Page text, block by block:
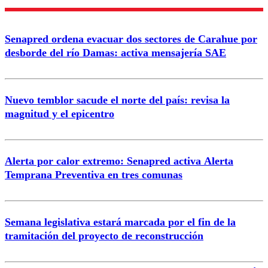
Enviar comentario
Senapred ordena evacuar dos sectores de Carahue por
desborde del río Damas: activa mensajería SAE
Nuevo temblor sacude el norte del país: revisa la
magnitud y el epicentro
Alerta por calor extremo: Senapred activa Alerta
Temprana Preventiva en tres comunas
Semana legislativa estará marcada por el fin de la
tramitación del proyecto de reconstrucción